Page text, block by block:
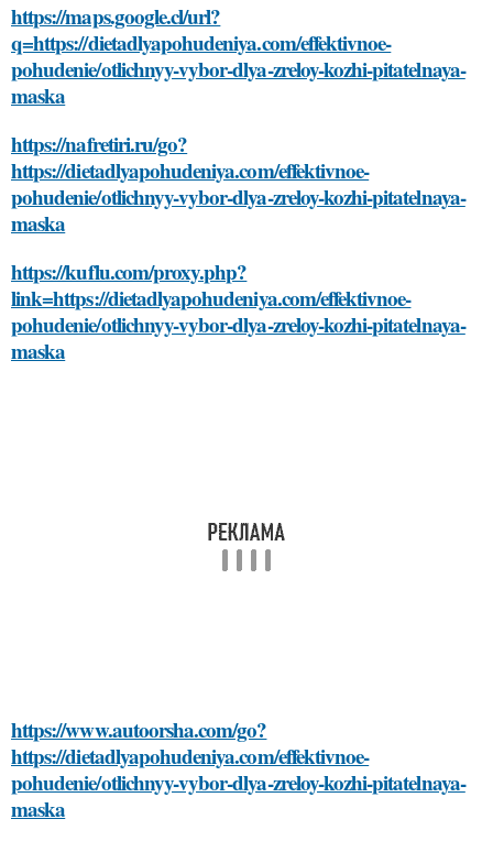
https://maps.google.cl/url?
q=https://dietadlyapohudeniya.com/effektivnoe-
pohudenie/otlichnyy-vybor-dlya-zreloy-kozhi-pitatelnaya-
maska
https://nafretiri.ru/go?
https://dietadlyapohudeniya.com/effektivnoe-
pohudenie/otlichnyy-vybor-dlya-zreloy-kozhi-pitatelnaya-
maska
https://kuflu.com/proxy.php?
link=https://dietadlyapohudeniya.com/effektivnoe-
pohudenie/otlichnyy-vybor-dlya-zreloy-kozhi-pitatelnaya-
maska
https://www.autoorsha.com/go?
https://dietadlyapohudeniya.com/effektivnoe-
pohudenie/otlichnyy-vybor-dlya-zreloy-kozhi-pitatelnaya-
maska